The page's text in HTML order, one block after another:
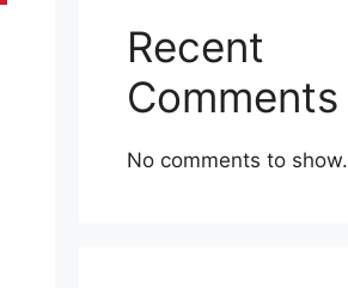
Recent
Comments
No comments to show.